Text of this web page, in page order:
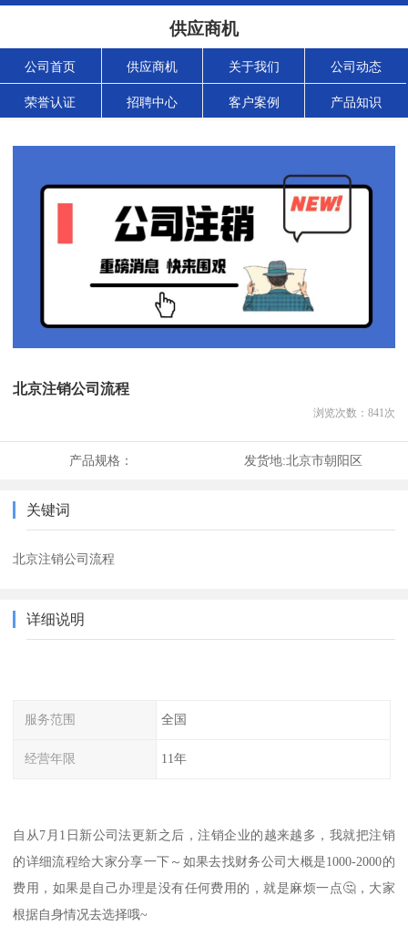
供应商机
公司首页 供应商机 关于我们 公司动态
荣誉认证 招聘中心 客户案例 产品知识
北京注销公司流程
浏览次数： 841次
产品规格： 发货地:北京市朝阳区
关键词
北京注销公司流程
详细说明
服务范围 全国
经营年限 11年
自从7月1日新公司法更新之后，注销企业的越来越多，我就把注销
的详细流程给大家分享一下～如果去找财务公司大概是1000-2000的
费用，如果是自己办理是没有任何费用的，就是麻烦一点🤔，大家
根据自身情况去选择哦~